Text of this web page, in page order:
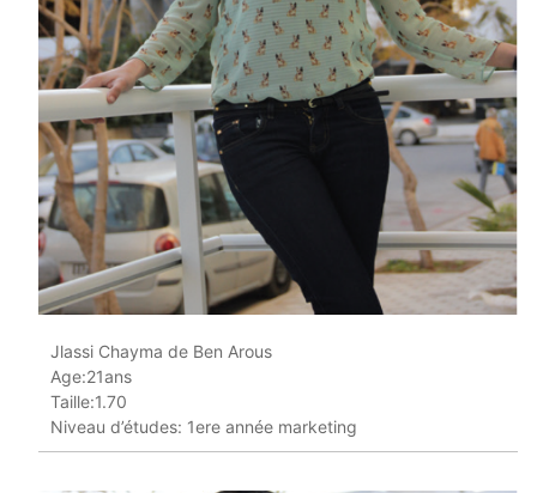
Jlassi Chayma de Ben Arous
Age:21ans
Taille:1.70
Niveau d’études: 1ere année marketing